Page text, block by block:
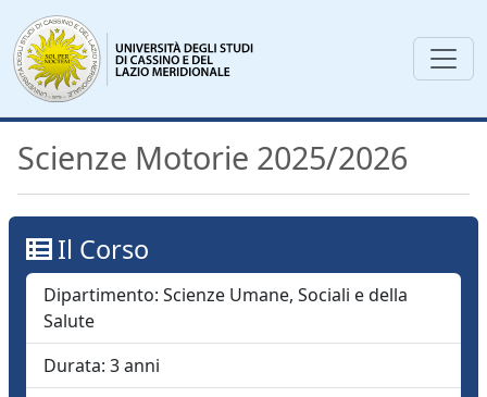
Scienze Motorie 2025/2026
Il Corso
Dipartimento: Scienze Umane, Sociali e della
Salute
Durata: 3anni